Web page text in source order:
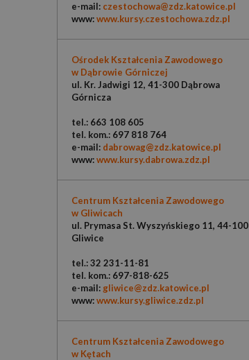
e-mail: czestochowa@zdz.katowice.pl
www:www.kursy.czestochowa.zdz.pl
Ośrodek Kształcenia Zawodowego
w Dąbrowie Górniczej
ul. Kr. Jadwigi 12, 41-300 Dąbrowa
Górnicza
tel.: 663 108 605
tel. kom.: 697 818 764
e-mail: dabrowag@zdz.katowice.pl
www:www.kursy.dabrowa.zdz.pl
Centrum Kształcenia Zawodowego
w Gliwicach
ul. Prymasa St. Wyszyńskiego 11, 44-100
Gliwice
tel.: 32 231-11-81
tel. kom.: 697-818-625
e-mail: gliwice@zdz.katowice.pl
www:www.kursy.gliwice.zdz.pl
Centrum Kształcenia Zawodowego
w Kętach